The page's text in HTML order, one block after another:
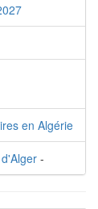
en Algérie
-